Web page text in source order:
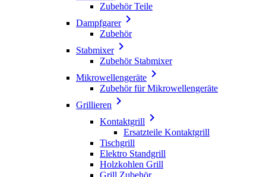
Zubehör Teile
Dampfgarer
Zubehör
Stabmixer
Zubehör Stabmixer
Mikrowellengeräte 
Zubehör für Mikrowellengeräte
Grillieren 
Kontaktgrill 
Ersatzteile Kontaktgrill
Tischgrill
Elektro Standgrill
Holzkohlen Grill
Grill Zubehör